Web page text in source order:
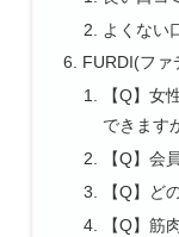
よくない
FURDI(ファ
【Q】女
できます
【Q】会
【Q】ど
【Q】筋